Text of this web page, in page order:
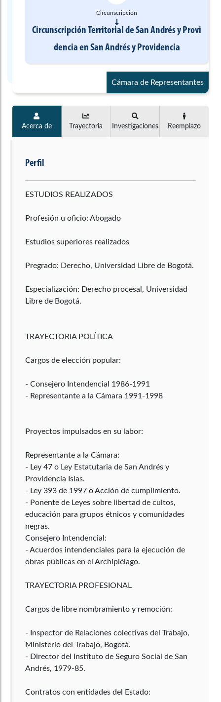
Circunscripción
Circunscripción Territorial de San Andrés y Provi
denciaenSan Andrés y Providencia
Cámara de Representantes
Acerca de Trayectoria Investigaciones Reemplazo
Perfil
ESTUDIOS REALIZADOS
Profesión u oficio: Abogado
Estudios superiores realizados
Pregrado: Derecho, Universidad Libre de Bogotá.
Especialización: Derecho procesal, Universidad
Libre de Bogotá.
TRAYECTORIA POLÍTICA
Cargos de elección popular:
- Consejero Intendencial 1986-1991
- Representante a la Cámara 1991-1998
Proyectos impulsados en su labor:
Representante a la Cámara:
- Ley 47 o Ley Estatutaria de San Andrés y
Providencia Islas.
- Ley 393 de 1997 o Acción de cumplimiento.
- Ponente de Leyes sobre libertad de cultos,
educación para grupos étnicos y comunidades
negras.
Consejero Intendencial:
- Acuerdos intendenciales para la ejecución de
obras públicas en el Archipiélago.
TRAYECTORIA PROFESIONAL
Cargos de libre nombramiento y remoción:
- Inspector de Relaciones colectivas del Trabajo,
Ministerio del Trabajo, Bogotá.
- Director del Instituto de Seguro Social de San
Andrés, 1979-85.
Contratos con entidades del Estado: